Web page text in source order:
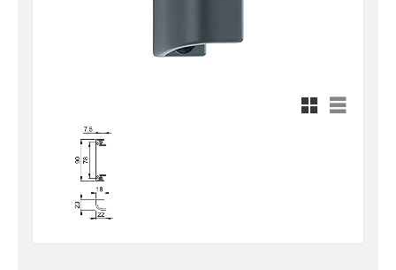
Rutnätsvy
Listvy